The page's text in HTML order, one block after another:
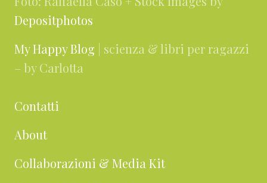
Depositphotos
My Happy Blog | scienza & libri per ragazzi
– by Carlotta
Contatti
About
Collaborazioni & Media Kit